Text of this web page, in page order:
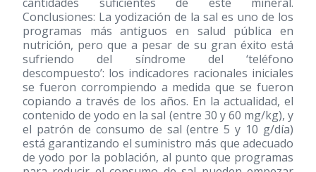
Conclusiones: La yodización de la sal es uno de los
programas más antiguos en salud pública en
nutrición, pero que a pesar de su gran éxito está
sufriendo del síndrome del ‘teléfono
descompuesto’: los indicadores racionales iniciales
se fueron corrompiendo a medida que se fueron
copiando a través de los años. En la actualidad, el
contenido de yodo en la sal (entre 30 y 60 mg/kg), y
el patrón de consumo de sal (entre 5 y 10 g/día)
está garantizando el suministro más que adecuado
de yodo por la población, al punto que programas